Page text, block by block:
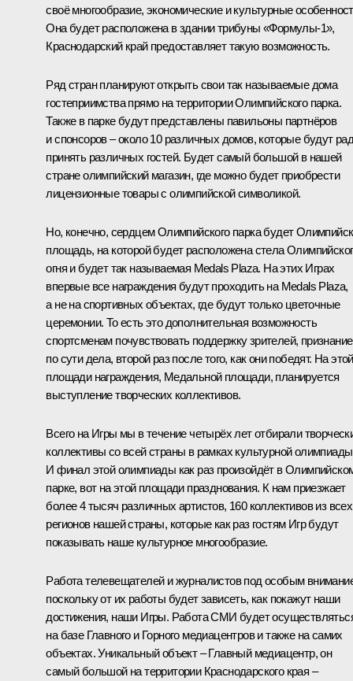
своё многообразие, экономические и культурные
Она будет расположена в здании трибуны «Формулы‑1»,
Краснодарский край предоставляет такую возможность.
Ряд стран планируют открыть свои так называемые дома
гостеприимства прямо на территории Олимпийского парка.
Также в парке будут представлены павильоны партнёров
и спонсоров – около 10 различных домов, которые будут
принять различных гостей. Будет самый большой в нашей
стране олимпийский магазин, где можно будет приобрести
лицензионные товары с олимпийской символикой.
Но, конечно, сердцем Олимпийского парка будет
площадь, на которой будет расположена стела
огня и будет так называемая Medals Plaza. На этих Играх
впервые все награждения будут проходить на Medals Plaza,
а не на спортивных объектах, где будут только цветочные
церемонии. То есть это дополнительная возможность
спортсменам почувствовать поддержку зрителей,
по сути дела, второй раз после того, как они победят. На этой
площади награждения, Медальной площади, планируется
выступление творческих коллективов.
Всего на Игры мы в течение четырёх лет отбирали
коллективы со всей страны в рамках культурной
И финал этой олимпиады как раз произойдёт в
парке, вот на этой площади празднования. К нам приезжает
более 4 тысяч различных артистов, 160 коллективов из всех
регионов нашей страны, которые как раз гостям Игр будут
показывать наше культурное многообразие.
Работа телевещателей и журналистов под особым
поскольку от их работы будет зависеть, как покажут наши
достижения, наши Игры. Работа СМИ будет
на базе Главного и Горного медиацентров и также на самих
объектах. Уникальный объект – Главный медиацентр, он
самый большой на территории Краснодарского края –